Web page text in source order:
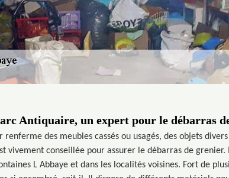
Antiquaire, un expert pour le débarras
des meubles cassés ou usagés, des objets
vivement conseillée pour assurer le débarras de
L Abbaye et dans les localités voisines. Fort de